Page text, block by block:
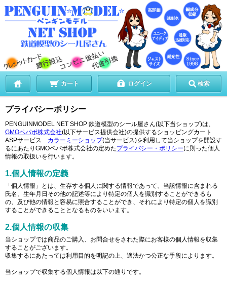
カート ログイン 検索
プライバシーポリシー
PENGUINMODEL NET SHOP 鉄道模型のシール屋さん(以下当ショップ)は、
GMOペパボ株式会社(以下サービス提供会社)の提供するショッピングカート
ASPサービス カラーミーショップ(当サービス)を利用して当ショップを開設す
るにあたりGMOペパボ株式会社の定めたプライバシー・ポリシーに則った個人
情報の取扱いを行います。
1.個人情報の定義
「個人情報」とは、生存する個人に関する情報であって、当該情報に含まれる
氏名、生年月日その他の記述等により特定の個人を識別することができるも
の、及び他の情報と容易に照合することができ、それにより特定の個人を識別
することができることとなるものをいいます。
2.個人情報の収集
当ショップでは商品のご購入、お問合せをされた際にお客様の個人情報を収集
することがございます。
収集するにあたっては利用目的を明記の上、適法かつ公正な手段によります。
当ショップで収集する個人情報は以下の通りです。